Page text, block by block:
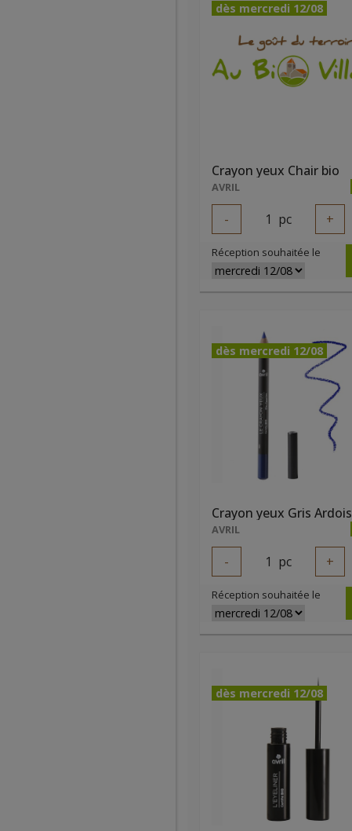
dès mercredi 12/08
Crayon yeux Chair bio
AVRIL
- 1 pc +
Réception souhaitée le
dès mercredi 12/08
Crayon yeux Gris
AVRIL
- 1 pc +
Réception souhaitée le
dès mercredi 12/08